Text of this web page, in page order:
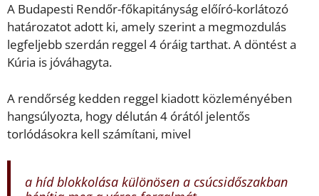
A Budapesti Rendőr-főkapitányság előíró-korlátozó
határozatot adott ki, amely szerint a megmozdulás
legfeljebb szerdán reggel 4 óráig tarthat. A döntést a
Kúria is jóváhagyta.
A rendőrség kedden reggel kiadott közleményében
hangsúlyozta, hogy délután 4 órától jelentős
torlódásokra kell számítani, mivel
a híd blokkolása különösen a csúcsidőszakban